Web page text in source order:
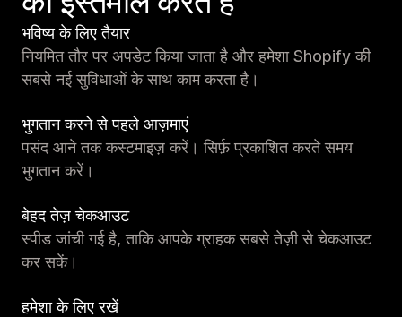
भविष्य के लिए तैयार
नियमित तौर पर अपडेट किया जाता है और हमेशा Shopify की
सबसे नई सुविधाओं के साथ काम करता है।
भुगतान करने से पहले आज़माएं
पसंद आने तक कस्टमाइज़ करें। सिर्फ़ प्रकाशित करते समय
भुगतान करें।
बेहद तेज़ चेकआउट
स्पीड जांची गई है, ताकि आपके ग्राहक सबसे तेज़ी से चेकआउट
कर सकें।
हमेशा के लिए रखें